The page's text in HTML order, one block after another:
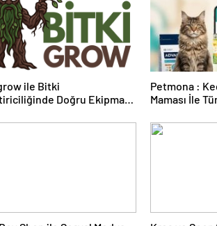
ile Bitki
Doğru Ekipman
Petmona :
Maması İle